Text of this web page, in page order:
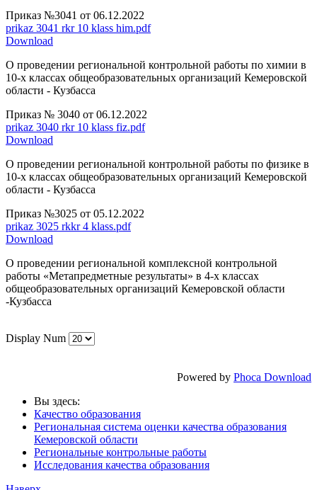
Приказ №3041 от 06.12.2022
prikaz 3041 rkr 10 klass him.pdf
Download
О проведении региональной контрольной работы по химии в
10-х классах общеобразовательных организаций Кемеровской
области - Кузбасса
Приказ № 3040 от 06.12.2022
prikaz 3040 rkr 10 klass fiz.pdf
Download
О проведении региональной контрольной работы по физике в
10-х классах общеобразовательных организаций Кемеровской
области - Кузбасса
Приказ №3025 от 05.12.2022
prikaz 3025 rkkr 4 klass.pdf
Download
О проведении региональной комплексной контрольной
работы «Метапредметные результаты» в 4-х классах
общеобразовательных организаций Кемеровской области
-Кузбасса
Display Num
Powered by Phoca Download
Вы здесь:
Качество образования
Региональная система оценки качества образования
Кемеровской области
Региональные контрольные работы
Исследования качества образования